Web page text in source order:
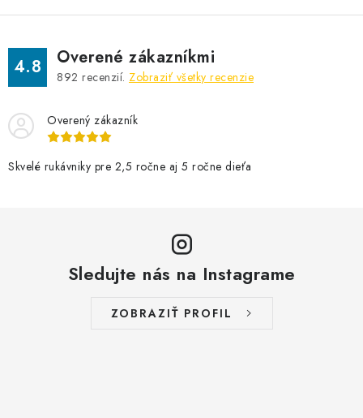
4.8 Overené zákazníkmi
892 recenzií. Zobraziť všetky recenzie
Overený zákazník
Skvelé rukávniky pre 2,5 ročne aj 5 ročne dieťa
Sledujte nás na Instagrame
ZOBRAZIŤ PROFIL